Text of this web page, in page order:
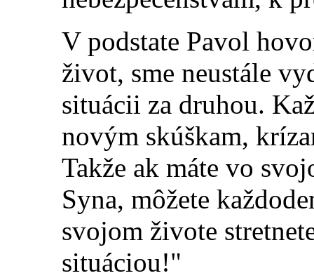
V podstate Pavol
život, sme neustále
situácii za druhou.
novým skúškam,
Takže ak máte vo
Syna, môžete
svojom živote
situáciou!"